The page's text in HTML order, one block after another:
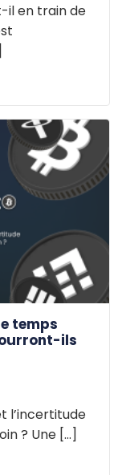
il en train de
temps
ils
l’incertitude
? Une [...]